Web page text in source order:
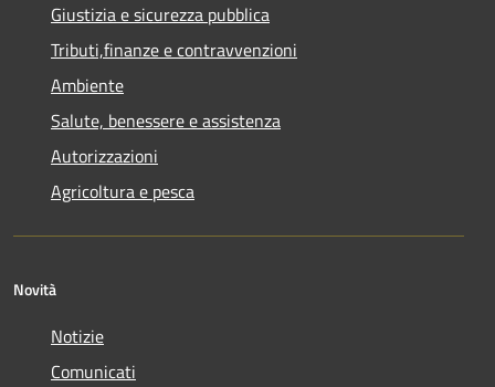
Giustizia e sicurezza pubblica
Tributi,finanze e contravvenzioni
Ambiente
Salute, benessere e assistenza
Autorizzazioni
Agricoltura e pesca
Novità
Notizie
Comunicati